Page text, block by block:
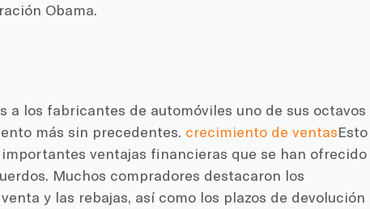
Obama.
a los fabricantes de automóviles uno de sus octavos
más sin precedentes. crecimiento de ventasEsto
ventajas financieras que se han ofrecido
Muchos compradores destacaron los
y las rebajas, así como los plazos de devolución